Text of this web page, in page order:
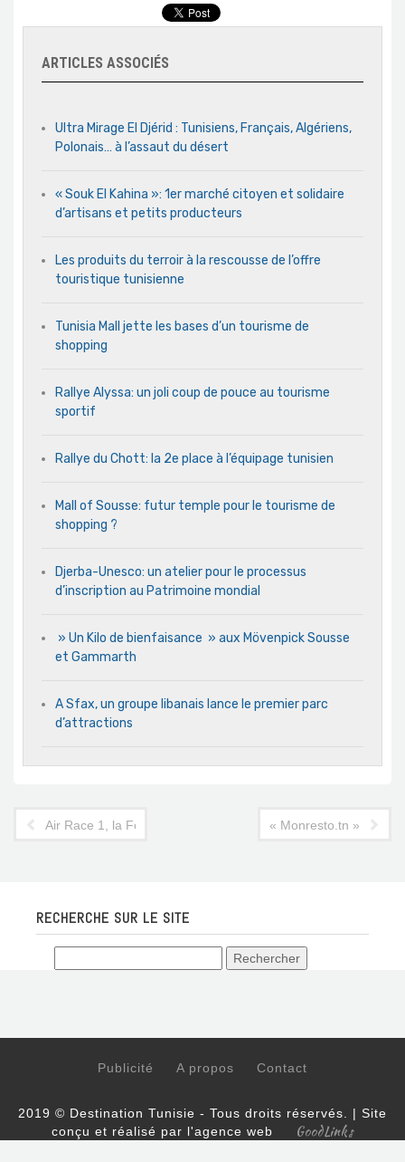
ARTICLES ASSOCIÉS
Ultra Mirage El Djérid : Tunisiens, Français, Algériens,
Polonais… à l’assaut du désert
« Souk El Kahina »: 1er marché citoyen et solidaire
d’artisans et petits producteurs
Les produits du terroir à la rescousse de l’offre
touristique tunisienne
Tunisia Mall jette les bases d’un tourisme de
shopping
Rallye Alyssa: un joli coup de pouce au tourisme
sportif
Rallye du Chott: la 2e place à l’équipage tunisien
Mall of Sousse: futur temple pour le tourisme de
shopping ?
Djerba-Unesco: un atelier pour le processus
d’inscription au Patrimoine mondial
» Un Kilo de bienfaisance » aux Mövenpick Sousse
et Gammarth
A Sfax, un groupe libanais lance le premier parc
d’attractions
Air Race 1, la Formule 1 des airs, fait escale en Tunisie
« Monresto.tn » ou
RECHERCHE SUR LE SITE
Publicité A propos Contact
2019 © Destination Tunisie - Tous droits réservés. | Site
conçu et réalisé par l'agence web
GoodLinks